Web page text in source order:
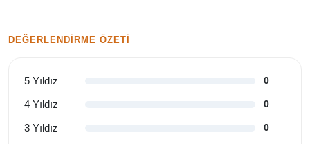
DEĞERLENDIRME ÖZETI
5 Yıldız 0
4 Yıldız 0
3 Yıldız 0